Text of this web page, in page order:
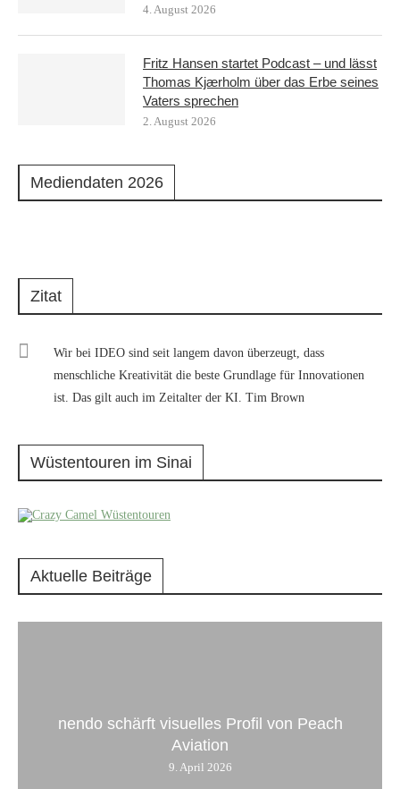
4. August 2026
Fritz Hansen startet Podcast – und lässt
Thomas Kjærholm über das Erbe seines
Vaters sprechen
2. August 2026
Mediendaten 2026
Zitat
Wir bei IDEO sind seit langem davon überzeugt, dass
menschliche Kreativität die beste Grundlage für Innovationen
ist. Das gilt auch im Zeitalter der KI. Tim Brown
Wüstentouren im Sinai
Aktuelle Beiträge
nendo schärft visuelles Profil von Peach
Aviation
9. April 2026